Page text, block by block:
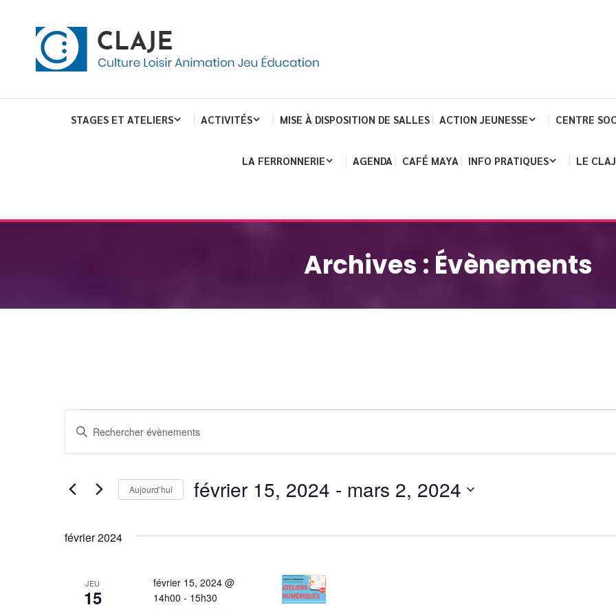
Claje
STAGES ET ATELIERS ACTIVITÉS MISE À DISPOSITION DE SALLES ACTION JEUNESSE CENTRE
LA FERRONNERIE AGENDA CAFÉ MAYA INFO PRATIQUES LE
Archives : Évènements
Évènements
Recherche
et
navigation
de
vues
Saisir
Rechercher
Évènements
mot-
Aujourd’hui février 15, 2024 - mars 2, 2024
février 2024
JEU
15
février 15, 2024 @
14h00 - 15h30